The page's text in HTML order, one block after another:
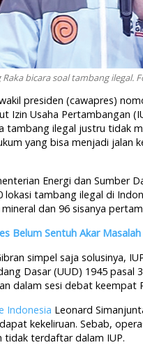
bicara soal tambang ilegal.
presiden (cawapres)
Izin Usaha Pertambangan
tambang ilegal justru tidak
yang bisa menjadi jalan
Energi dan Sumber
tambang ilegal di
dan 96 sisanya
Belum Sentuh Akar
simpel saja solusinya,
Dasar (UUD) 1945 pasal
dalam sesi debat keempat
Indonesia Leonard
kekeliruan. Sebab,
tidak terdaftar dalam IUP.